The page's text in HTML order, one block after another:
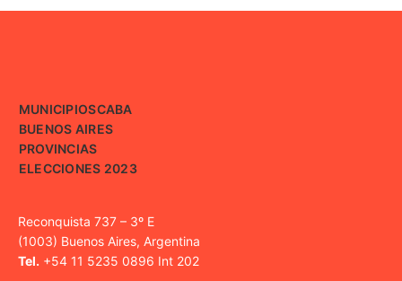
MUNICIPIOSCABA
BUENOS AIRES
PROVINCIAS
ELECCIONES 2023
Reconquista 737 – 3º E
(1003) Buenos Aires, Argentina
Tel. +54 11 5235 0896 Int 202